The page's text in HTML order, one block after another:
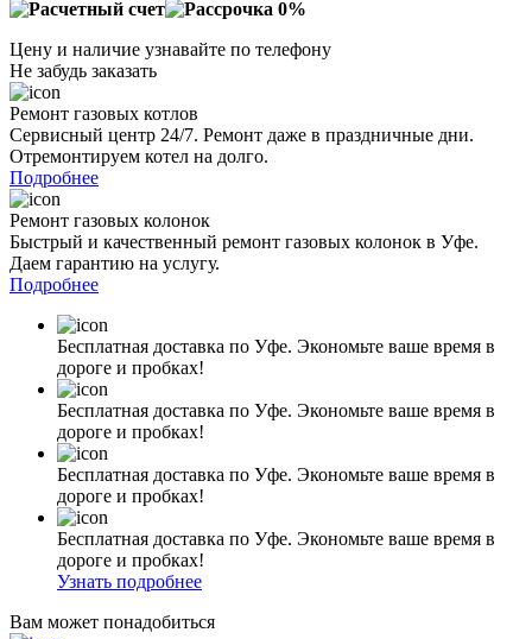
Цену и наличие узнавайте по телефону
Не забудь заказать
Ремонт газовых котлов
Сервисный центр 24/7. Ремонт даже в праздничные дни.
Отремонтируем котел на долго.
Подробнее
Ремонт газовых колонок
Быстрый и качественный ремонт газовых колонок в Уфе.
Даем гарантию на услугу.
Подробнее
Бесплатная доставка по Уфе. Экономьте ваше время в
дороге и пробках!
Бесплатная доставка по Уфе. Экономьте ваше время в
дороге и пробках!
Бесплатная доставка по Уфе. Экономьте ваше время в
дороге и пробках!
Бесплатная доставка по Уфе. Экономьте ваше время в
дороге и пробках!
Узнать подробнее
Вам может понадобиться